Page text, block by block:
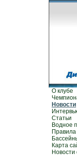
О клубе
Новости
Статьи
Водное
Правила
Карта
Новости